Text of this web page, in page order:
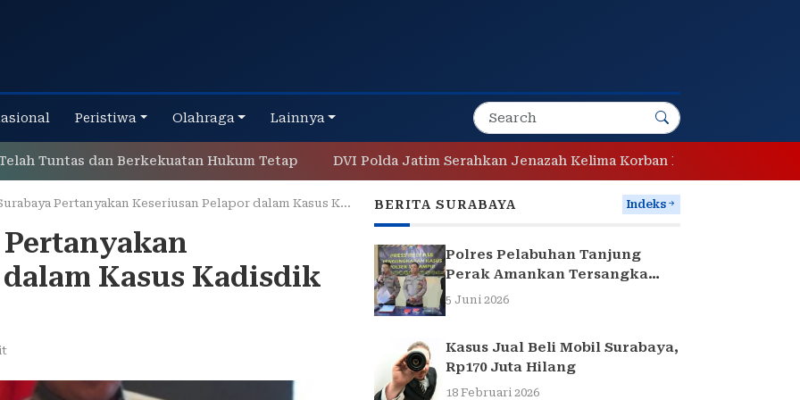
Peristiwa Olahraga Lainnya
dan Berkekuatan Hukum Tetap DVI Polda Jatim Serahkan Jenazah Kelima Korban KM Mutiara Sentosa II
Pertanyakan Keseriusan Pelapor dalam Kasus Kadisdik Jatim
Kasus Kadisdik
BERITA SURABAYA Indeks
Polres Pelabuhan Tanjung
Perak Amankan Tersangka
Pencuri Komponen Traffic
5 Juni 2026
Kasus Jual Beli Mobil Surabaya,
Rp170 Juta Hilang
18 Februari 2026